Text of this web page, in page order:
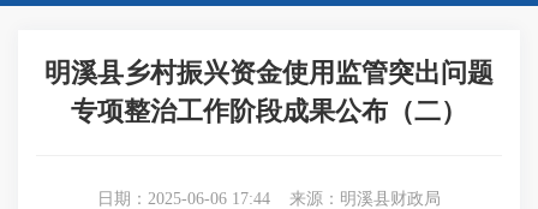
明溪县乡村振兴资金使用监管突出问题
专项整治工作阶段成果公布（二）
日期：2025-06-06 17:44 来源：明溪县财政局